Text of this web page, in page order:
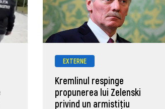
EXTERNE
Kremlinul respinge
propunerea lui Zelenski
privind un armistițiu